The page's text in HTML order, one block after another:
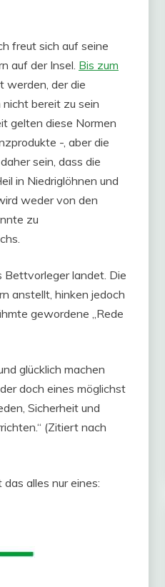
freut sich auf seine
auf der Insel. Bis zum
werden, der die
bereit zu sein
gelten diese Normen
-, aber die
sein, dass die
in Niedriglöhnen und
weder von den
zu
Bettvorleger landet. Die
anstellt, hinken jedoch
gewordene „Rede
glücklich machen
doch eines möglichst
Sicherheit und
(Zitiert nach
alles nur eines: